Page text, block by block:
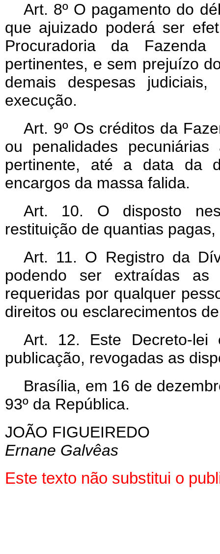
Art. 8º O pagamento do
que ajuizado poderá ser
Procuradoria da
pertinentes, e sem prejuízo
demais despesas
execução.
Art. 9º Os créditos da
ou penalidades
pertinente, até a data da
encargos da massa falida.
Art. 10. O disposto
restituição de quantias
Art. 11. O Registro da
podendo ser extraídas as
requeridas por qualquer
direitos ou esclarecimentos
Art. 12. Este Decreto-
publicação, revogadas as
Brasília, em 16 de
93º da República.
JOÃO FIGUEIREDO
Ernane Galvêas
Este texto não substitui o